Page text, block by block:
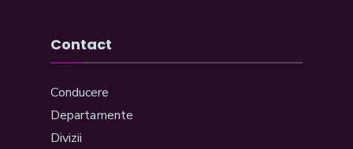
Contact
Conducere
Departamente
Divizii